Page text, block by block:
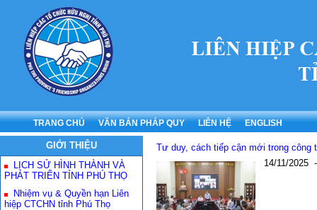
TRANG CHỦ VĂN BẢN PHÁP QUY LIÊN HỆ ENGLISH
GIỚI THIỆU
LỊCH SỬ HÌNH THÀNH VÀ
PHÁT TRIỂN TỈNH PHÚ THỌ
Nhiệm vụ & Quyền hạn Liên
hiệp CTCHN tỉnh Phú Thọ
Tư duy, cách tiếp cận mới trong công
14/11/2025